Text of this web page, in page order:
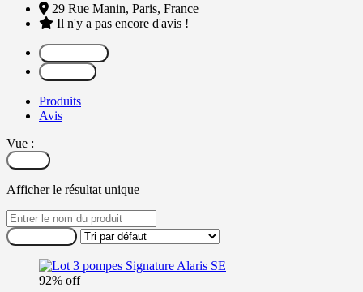
29 Rue Manin, Paris, France
Il n'y a pas encore d'avis !
Produits
Avis
Vue :
Afficher le résultat unique
92% off